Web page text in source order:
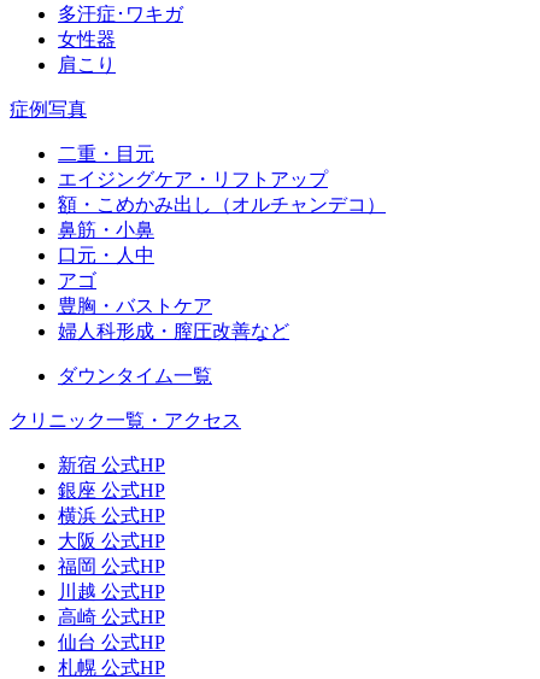
多汗症･ワキガ
女性器
肩こり
症例写真
二重・目元
エイジングケア・リフトアップ
額・こめかみ出し（オルチャンデコ）
鼻筋・小鼻
口元・人中
アゴ
豊胸・バストケア
婦人科形成・膣圧改善など
ダウンタイム一覧
クリニック一覧・アクセス
新宿 公式HP
銀座 公式HP
横浜 公式HP
大阪 公式HP
福岡 公式HP
川越 公式HP
高崎 公式HP
仙台 公式HP
札幌 公式HP